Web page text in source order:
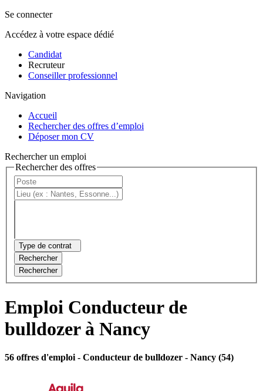
Se connecter
Accédez à votre espace dédié
Candidat
Recruteur
Conseiller professionnel
Navigation
Accueil
Rechercher des offres d’emploi
Déposer mon CV
Rechercher un emploi
Rechercher des offres
Type de contrat
Rechercher
Rechercher
Emploi Conducteur de
bulldozer à Nancy
56 offres d'emploi - Conducteur de bulldozer - Nancy (54)